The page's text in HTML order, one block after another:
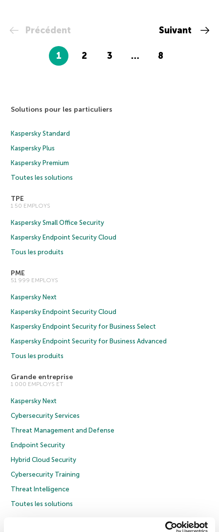
Précédent
1 2 3 … 8
Suivant
Solutions pour les particuliers
Kaspersky Standard
Kaspersky Plus
Kaspersky Premium
Toutes les solutions
TPE
1 50 EMPLOYS
Kaspersky Small Office Security
Kaspersky Endpoint Security Cloud
Tous les produits
PME
51 999 EMPLOYS
Kaspersky Next
Kaspersky Endpoint Security Cloud
Kaspersky Endpoint Security for Business Select
Kaspersky Endpoint Security for Business Advanced
Tous les produits
Grande entreprise
1 000 EMPLOYS ET
Kaspersky Next
Cybersecurity Services
Threat Management and Defense
Endpoint Security
Hybrid Cloud Security
Cybersecurity Training
Threat Intelligence
Toutes les solutions